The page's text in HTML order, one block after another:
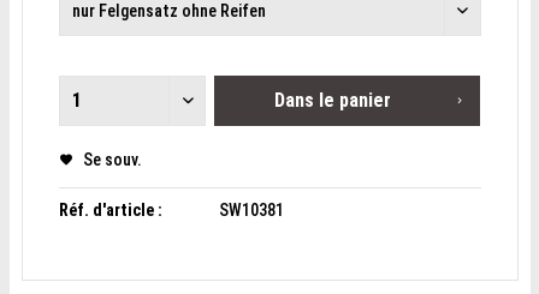
Dans le panier
Se souv.
Réf. d'article : SW10381